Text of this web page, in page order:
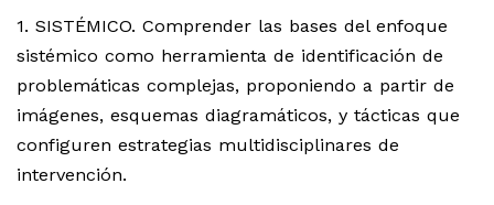
1. SISTÉMICO. Comprender las bases del enfoque
sistémico como herramienta de identificación de
problemáticas complejas, proponiendo a partir de
imágenes, esquemas diagramáticos, y tácticas que
configuren estrategias multidisciplinares de
intervención.